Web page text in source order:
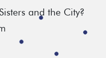
and the City?